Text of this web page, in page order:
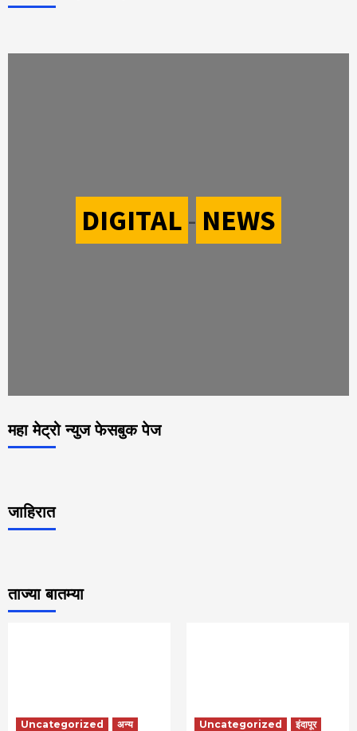
DIGITAL - NEWS
महा मेट्रो न्युज फेसबुक पेज
जाहिरात
ताज्या बातम्या
Uncategorized अन्य Uncategorized इंदापूर